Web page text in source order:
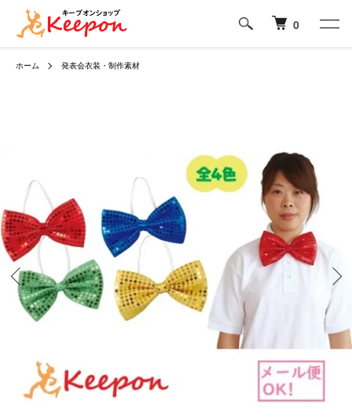
0
ホーム 発表会衣装・制作素材